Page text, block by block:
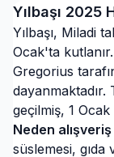
Yılbaşı 2025
Yılbaşı, Miladi
Ocak'ta
Gregorius
geçilmiş, 1
Neden
süslemesi, gıda